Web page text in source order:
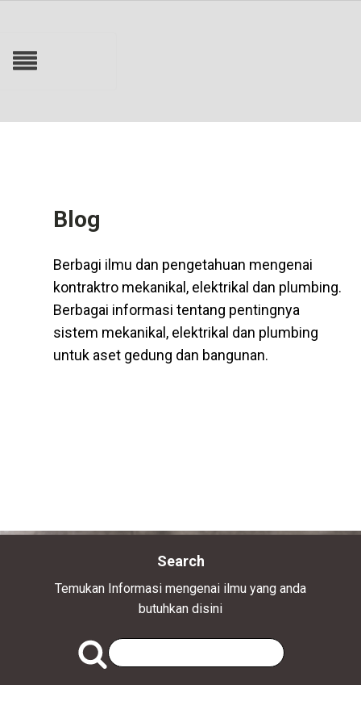
Blog
Berbagi ilmu dan pengetahuan mengenai
kontraktro mekanikal, elektrikal dan plumbing.
Berbagai informasi tentang pentingnya
sistem mekanikal, elektrikal dan plumbing
untuk aset gedung dan bangunan.
Search
Temukan Informasi mengenai ilmu yang anda
butuhkan disini